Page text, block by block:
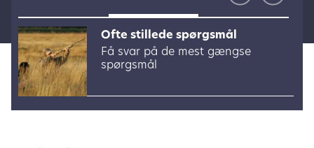
Ofte stillede spørgsmål
Få svar på de mest gængse
spørgsmål